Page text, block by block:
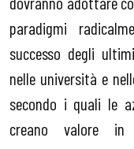
paradigmi
successo degli
nelle università e
secondo i quali le
creano valore